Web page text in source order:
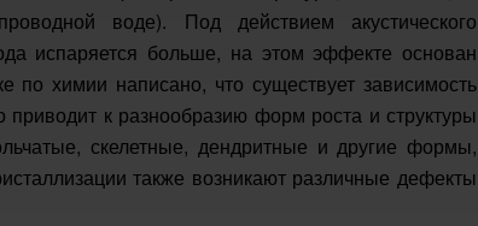
воде). Под действием акустического
испаряется больше, на этом эффекте основан
по химии написано, что существует зависимость
приводит к разнообразию форм роста и структуры
скелетные, дендритные и другие формы,
также возникают различные дефекты